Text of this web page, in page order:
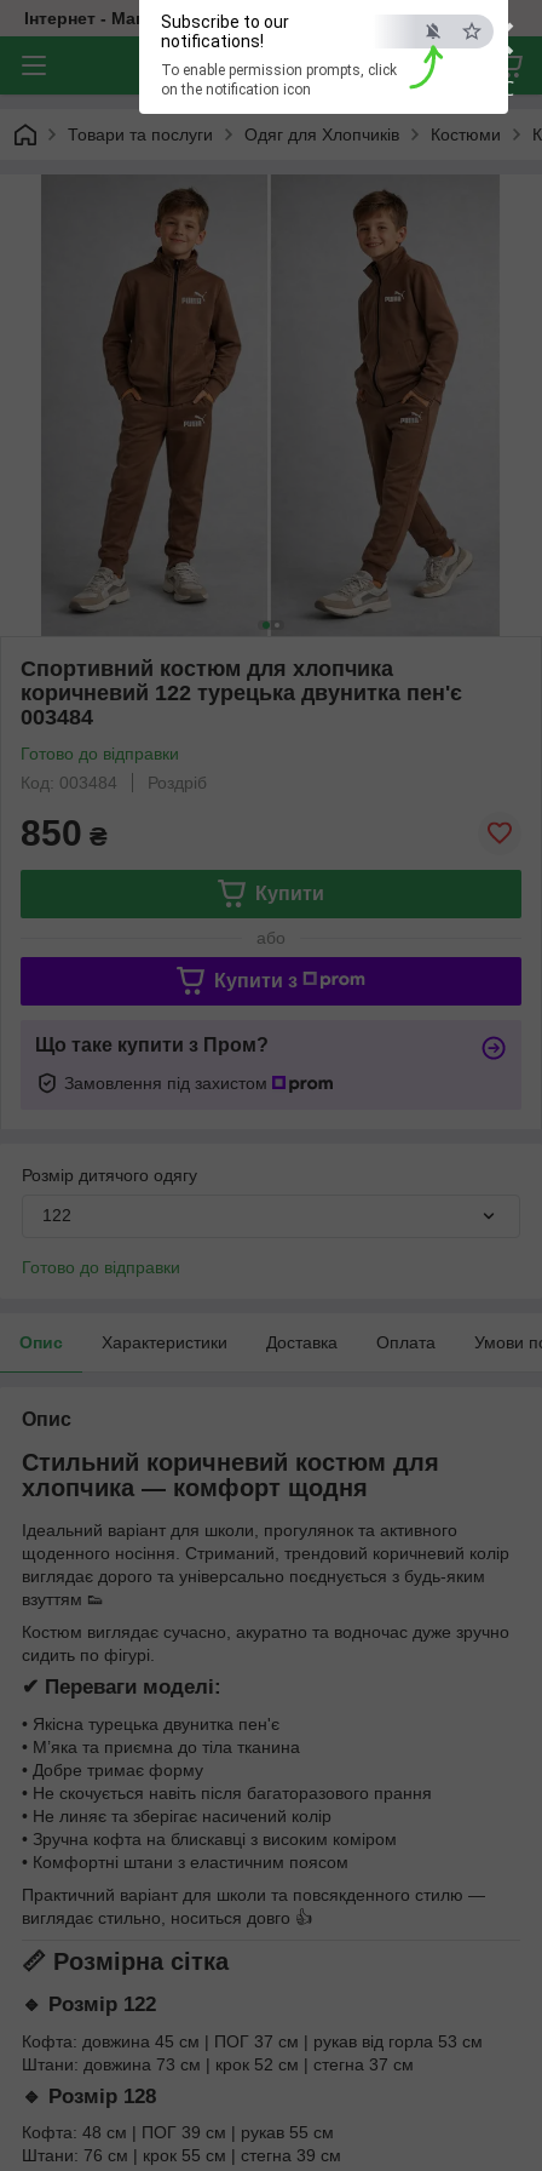
×
ESC
Subscribe to our
notifications!
To enable permission prompts, click
on the notification icon
Інтернет - Магазин Дитячого Одягу
Товари та послуги Одяг для Хлопчиків Костюми
Спортивний костюм для хлопчика
коричневий 122 турецька двунитка пен'є
003484
Готово до відправки
Код: 003484
Роздріб
850 ₴
Купити
або
Купити з
Що таке купити з Пром?
Замовлення під захистом
Розмір дитячого одягу
122
Готово до відправки
Опис Характеристики Доставка Оплата Умови
Опис
Стильний коричневий костюм для
хлопчика — комфорт щодня
Ідеальний варіант для школи, прогулянок та активного
щоденного носіння. Стриманий, трендовий коричневий колір
виглядає дорого та універсально поєднується з будь-яким
взуттям 👟
Костюм виглядає сучасно, акуратно та водночас дуже зручно
сидить по фігурі.
✔ Переваги моделі:
• Якісна турецька двунитка пен'є
• М’яка та приємна до тіла тканина
• Добре тримає форму
• Не скочується навіть після багаторазового прання
• Не линяє та зберігає насичений колір
• Зручна кофта на блискавці з високим коміром
• Комфортні штани з еластичним поясом
Практичний варіант для школи та повсякденного стилю —
виглядає стильно, носиться довго 👍
📏 Розмірна сітка
🔹 Розмір 122
Кофта: довжина 45 см | ПОГ 37 см | рукав від горла 53 см
Штани: довжина 73 см | крок 52 см | стегна 37 см
🔹 Розмір 128
Кофта: 48 см | ПОГ 39 см | рукав 55 см
Штани: 76 см | крок 55 см | стегна 39 см